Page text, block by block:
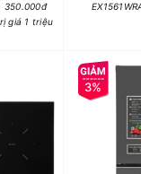
350.000đ
giá 1 triệu
3%